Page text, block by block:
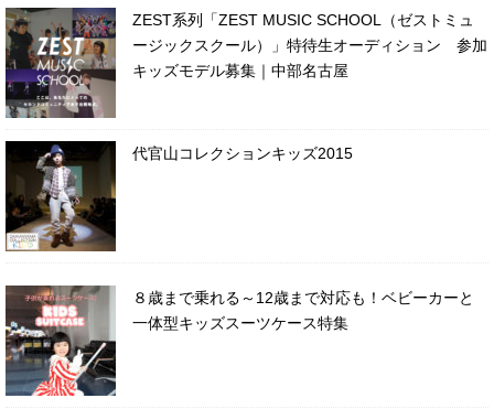
ZEST系列「ZEST MUSIC SCHOOL（ゼストミュ
ージックスクール）」特待生オーディション 参加
キッズモデル募集｜中部名古屋
代官山コレクションキッズ2015
８歳まで乗れる～12歳まで対応も！ベビーカーと
一体型キッズスーツケース特集